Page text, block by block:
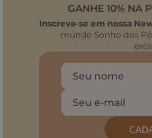
GANHE 10% NA
Inscreva-se em nossa
mundo Sonho dos